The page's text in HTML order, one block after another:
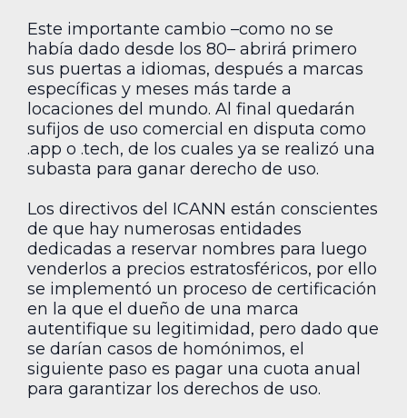
Este importante cambio –como no se
había dado desde los 80– abrirá primero
sus puertas a idiomas, después a marcas
específicas y meses más tarde a
locaciones del mundo. Al final quedarán
sufijos de uso comercial en disputa como
.app o .tech, de los cuales ya se realizó una
subasta para ganar derecho de uso.
Los directivos del ICANN están conscientes
de que hay numerosas entidades
dedicadas a reservar nombres para luego
venderlos a precios estratosféricos, por ello
se implementó un proceso de certificación
en la que el dueño de una marca
autentifique su legitimidad, pero dado que
se darían casos de homónimos, el
siguiente paso es pagar una cuota anual
para garantizar los derechos de uso.